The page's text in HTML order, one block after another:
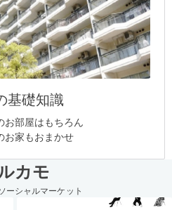
基礎知識
お部屋はもちろん
お家もおまかせ
カモ
ーシャルマーケット